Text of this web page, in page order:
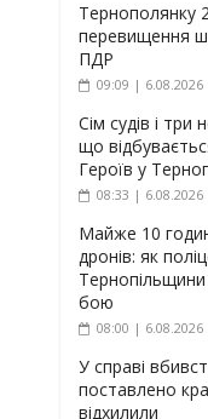
Тернополянку
перевищення
ПДР
09:09 | 6.08.2026
Сім судів і три
що
Героїв у
08:33 | 6.08.2026
Майже 10
дронів: як
бою
08:00 | 6.08.2026
У справі
поставлено
відхилили